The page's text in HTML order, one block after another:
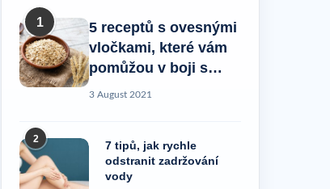
1
5 receptů s ovesnými
vločkami, které vám
pomůžou v boji s
celulitidou!
3 August 2021
2
7 tipů, jak rychle
odstranit zadržování
vody